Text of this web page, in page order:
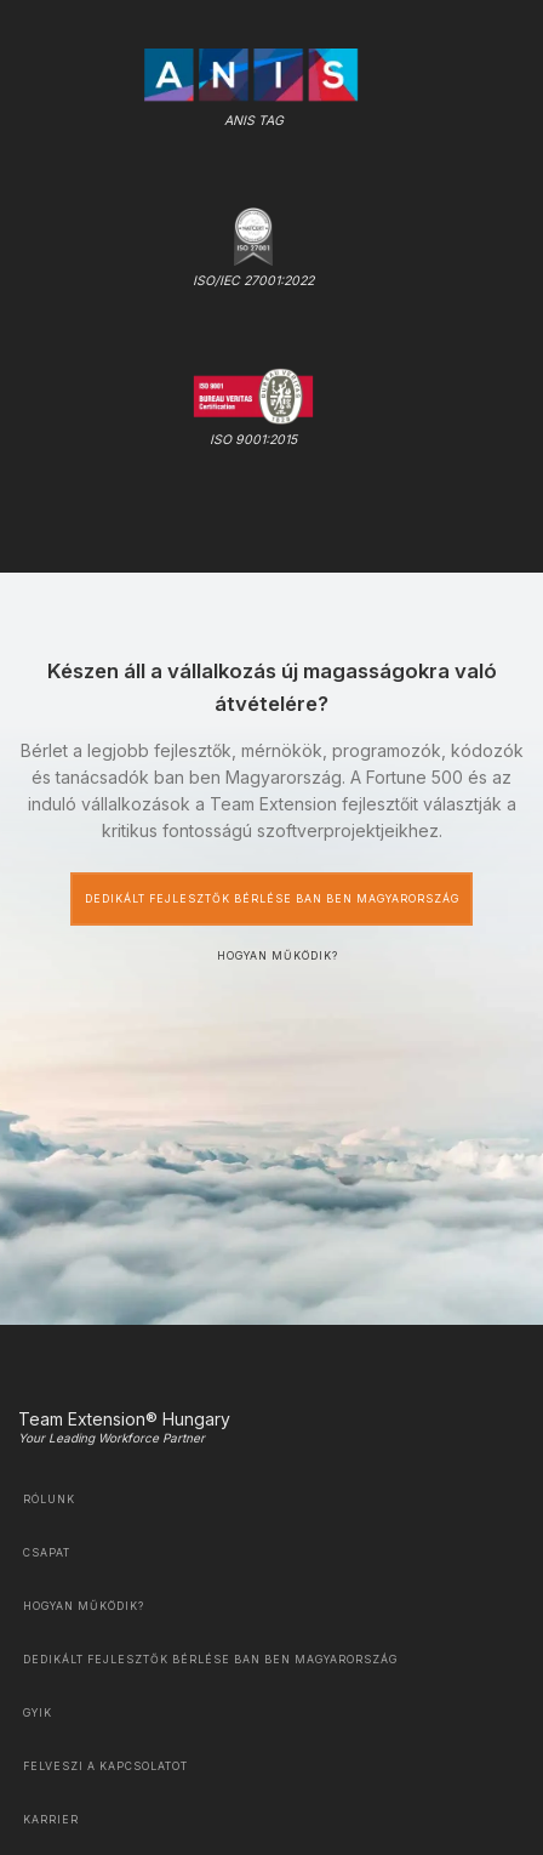
ANIS TAG
ISO/IEC 27001:2022
ISO 9001:2015
Készen áll a vállalkozás új magasságokra való
átvételére?
Bérlet a legjobb fejlesztők, mérnökök, programozók, kódozók
és tanácsadók ban ben Magyarország. A Fortune 500 és az
induló vállalkozások a Team Extension fejlesztőit választják a
kritikus fontosságú szoftverprojektjeikhez.
DEDIKÁLT FEJLESZTŐK BÉRLÉSE BAN BEN MAGYARORSZÁG
HOGYAN MŰKÖDIK?
Team Extension® Hungary
Your Leading Workforce Partner
RÓLUNK
CSAPAT
HOGYAN MŰKÖDIK?
DEDIKÁLT FEJLESZTŐK BÉRLÉSE BAN BEN MAGYARORSZÁG
GYIK
FELVESZI A KAPCSOLATOT
KARRIER